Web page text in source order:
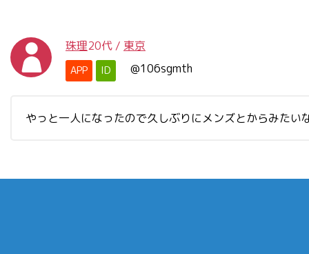
珠理20代 / 東京
APP ID @106sgmth
やっと一人になったので久しぶりにメンズとからみたい